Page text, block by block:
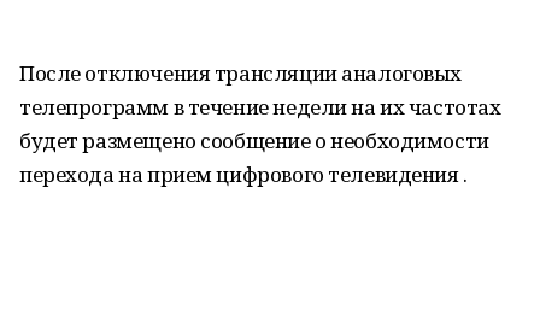
После отключения трансляции аналоговых
телепрограмм в течение недели на их частотах
будет размещено сообщение о необходимости
перехода на прием цифрового телевидения .